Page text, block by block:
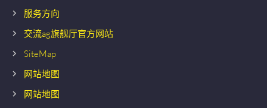
服务方向
交流ag旗舰厅官方网站
SiteMap
网站地图
网站地图